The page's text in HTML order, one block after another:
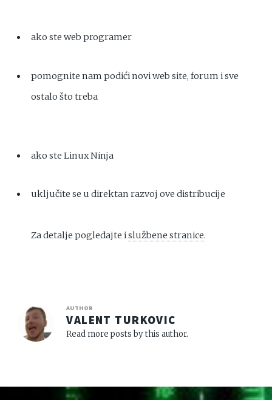
ako ste web programer
pomognite nam podići novi web site, forum i sve
ostalo što treba
ako ste Linux Ninja
uključite se u direktan razvoj ove distribucije
Za detalje pogledajte islužbene stranice.
AUTHOR
VALENT TURKOVIC
Read more posts by this author.